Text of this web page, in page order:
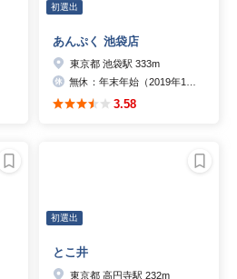
初選出
あんぷく 池袋店
東京都 池袋駅 333m
3.58
初選出
とこ井
東京都 高円寺駅 232m